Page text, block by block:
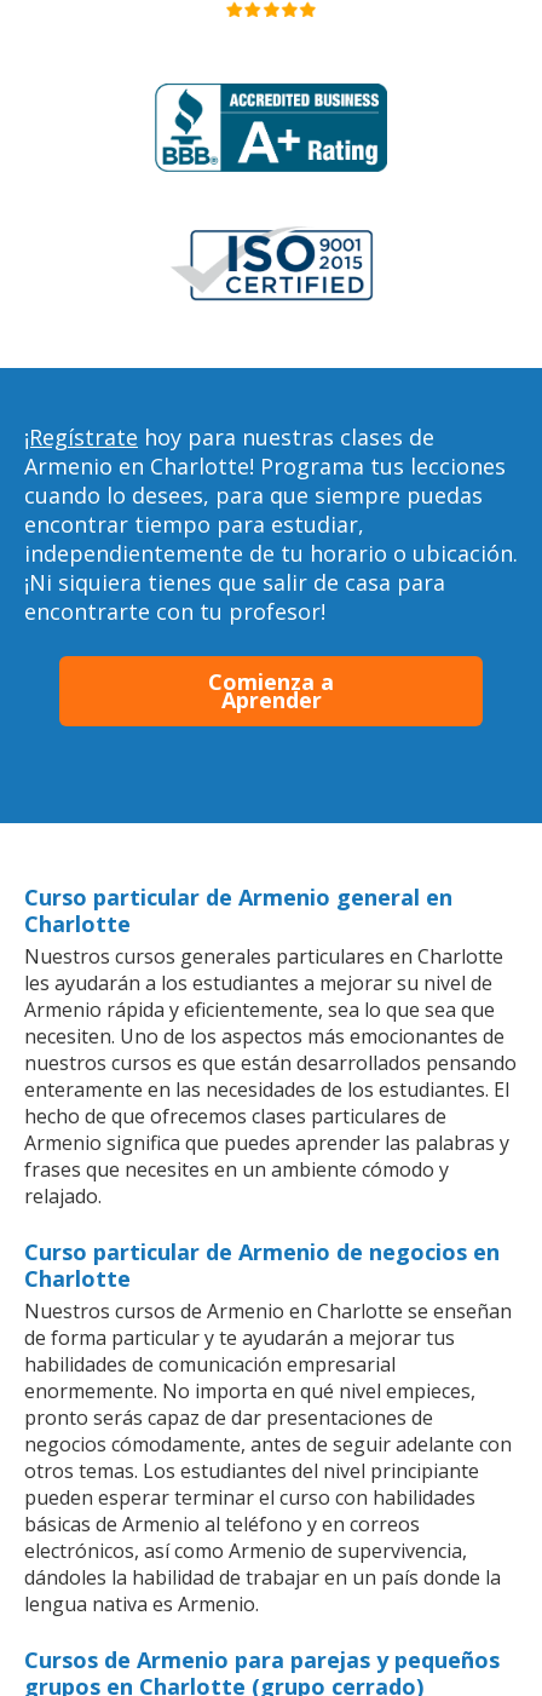
¡Regístrate hoy para nuestras clases de
Armenio en Charlotte! Programa tus lecciones
cuando lo desees, para que siempre puedas
encontrar tiempo para estudiar,
independientemente de tu horario o ubicación.
¡Ni siquiera tienes que salir de casa para
encontrarte con tu profesor!
Comienza a
Aprender
Curso particular de Armenio general en
Charlotte
Nuestros cursos generales particulares en Charlotte
les ayudarán a los estudiantes a mejorar su nivel de
Armenio rápida y eficientemente, sea lo que sea que
necesiten. Uno de los aspectos más emocionantes de
nuestros cursos es que están desarrollados pensando
enteramente en las necesidades de los estudiantes. El
hecho de que ofrecemos clases particulares de
Armenio significa que puedes aprender las palabras y
frases que necesites en un ambiente cómodo y
relajado.
Curso particular de Armenio de negocios en
Charlotte
Nuestros cursos de Armenio en Charlotte se enseñan
de forma particular y te ayudarán a mejorar tus
habilidades de comunicación empresarial
enormemente. No importa en qué nivel empieces,
pronto serás capaz de dar presentaciones de
negocios cómodamente, antes de seguir adelante con
otros temas. Los estudiantes del nivel principiante
pueden esperar terminar el curso con habilidades
básicas de Armenio al teléfono y en correos
electrónicos, así como Armenio de supervivencia,
dándoles la habilidad de trabajar en un país donde la
lengua nativa es Armenio.
Cursos de Armenio para parejas y pequeños
grupos en Charlotte (grupo cerrado)